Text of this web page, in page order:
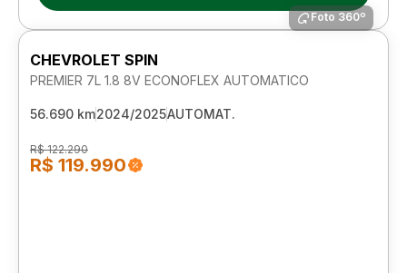
Foto 360º
CHEVROLET SPIN
PREMIER 7L 1.8 8V ECONOFLEX AUTOMATICO
56.690 km2024/2025AUTOMAT.
R$ 122.290
R$ 119.990